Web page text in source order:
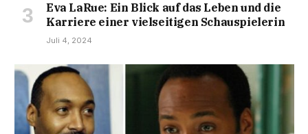
Eva LaRue: Ein Blick auf das Leben und die
Karriere einer vielseitigen Schauspielerin
Juli 4, 2024